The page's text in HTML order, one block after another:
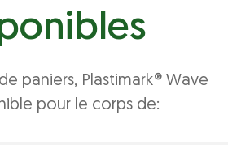
paniers, Plastimark® Wave
pour le corps de: